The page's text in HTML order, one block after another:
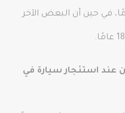
البعض سنًا أكبر من 21 عامًا، في حين أن البعض الآخر
عند استئجار سيارة في